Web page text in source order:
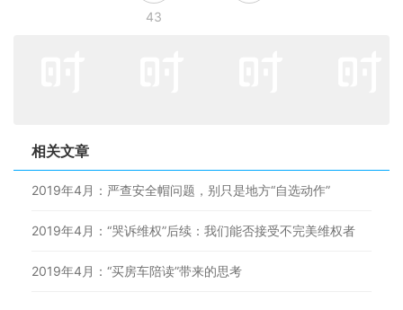
43
相关文章
2019年4月：严查安全帽问题，别只是地方“自选动作”
2019年4月：“哭诉维权”后续：我们能否接受不完美维权者
2019年4月：“买房车陪读”带来的思考